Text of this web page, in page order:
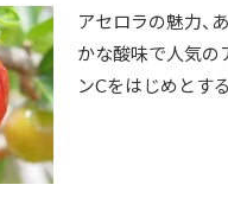
アセロラの魅力、
かな酸味で人気の
ンCをはじめとす